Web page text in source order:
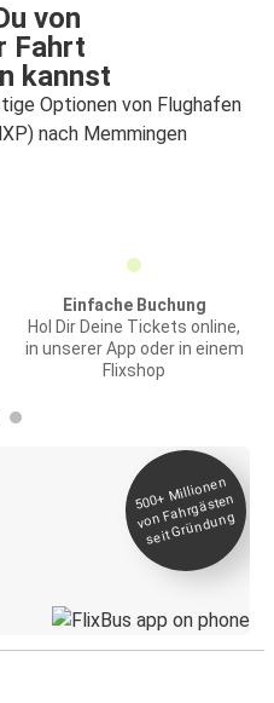
von
Fahrt
kannst
Optionen von Flughafen
nach Memmingen
Einfache Buchung
Hol Dir Deine Tickets online,
in unserer App oder in einem
Flixshop
500+
Millionen
von Fahrgästen
seit
Gründung